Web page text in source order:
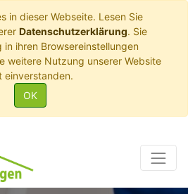
in dieser Webseite. Lesen Sie
Datenschutzerklärung. Sie
ihren Browsereinstellungen
weitere Nutzung unserer Website
einverstanden.
OK